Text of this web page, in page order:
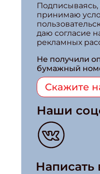
принимаю
даю согласие
рекламных
Не получили
бумажный
Скажите
Наши